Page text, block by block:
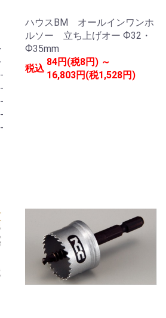
ハウスBM オールインワンホ
ルソー 立ち上げオー Ф32・
Ф35mm
税込
84円(税8円) ～
16,803円(税1,528円)